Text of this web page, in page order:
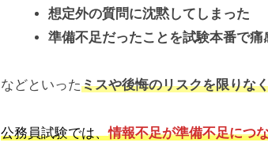
想定外の質問に沈黙してしまった
準備不足だったことを試験本番で痛
などといったミスや後悔のリスクを限りな
公務員試験では、情報不足が準備不足につ